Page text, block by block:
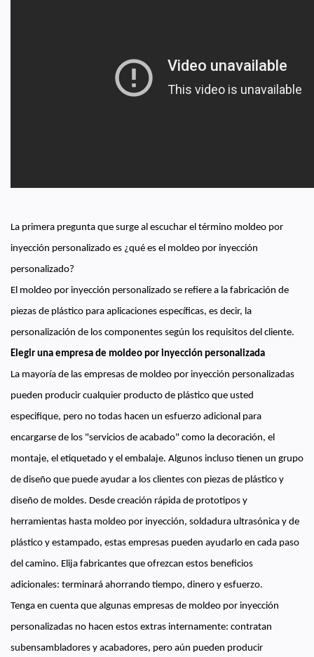
La primera pregunta que surge al escuchar el término moldeo por
inyección personalizado es ¿qué es el moldeo por inyección
personalizado?
El moldeo por inyección personalizado se refiere a la fabricación de
piezas de plástico para aplicaciones específicas, es decir, la
personalización de los componentes según los requisitos del cliente.
Elegir una empresa de moldeo por inyección personalizada
La mayoría de las empresas de moldeo por inyección personalizadas
pueden producir cualquier producto de plástico que usted
especifique, pero no todas hacen un esfuerzo adicional para
encargarse de los "servicios de acabado" como la decoración, el
montaje, el etiquetado y el embalaje. Algunos incluso tienen un grupo
de diseño que puede ayudar a los clientes con piezas de plástico y
diseño de moldes. Desde creación rápida de prototipos y
herramientas hasta moldeo por inyección, soldadura ultrasónica y de
plástico y estampado, estas empresas pueden ayudarlo en cada paso
del camino. Elija fabricantes que ofrezcan estos beneficios
adicionales: terminará ahorrando tiempo, dinero y esfuerzo.
Tenga en cuenta que algunas empresas de moldeo por inyección
personalizadas no hacen estos extras internamente: contratan
subensambladores y acabadores, pero aún pueden producir